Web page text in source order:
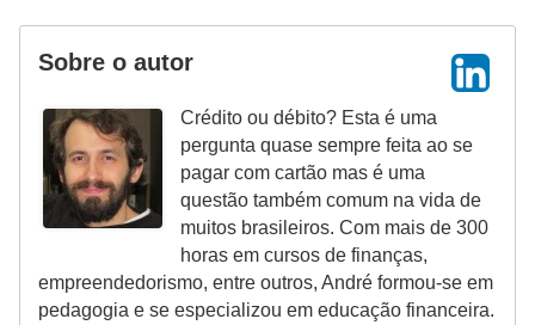
Sobre o autor
Crédito ou débito? Esta é uma
pergunta quase sempre feita ao se
pagar com cartão mas é uma
questão também comum na vida de
muitos brasileiros. Com mais de 300
horas em cursos de finanças,
empreendedorismo, entre outros, André formou-se em
pedagogia e se especializou em educação financeira.
i
n
n
c
i
a
e